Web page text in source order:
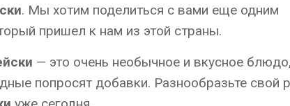
. Мы хотим поделиться с вами еще одним
пришел к нам из этой страны.
— это очень необычное и вкусное блюдо,
попросят добавки. Разнообразьте свой